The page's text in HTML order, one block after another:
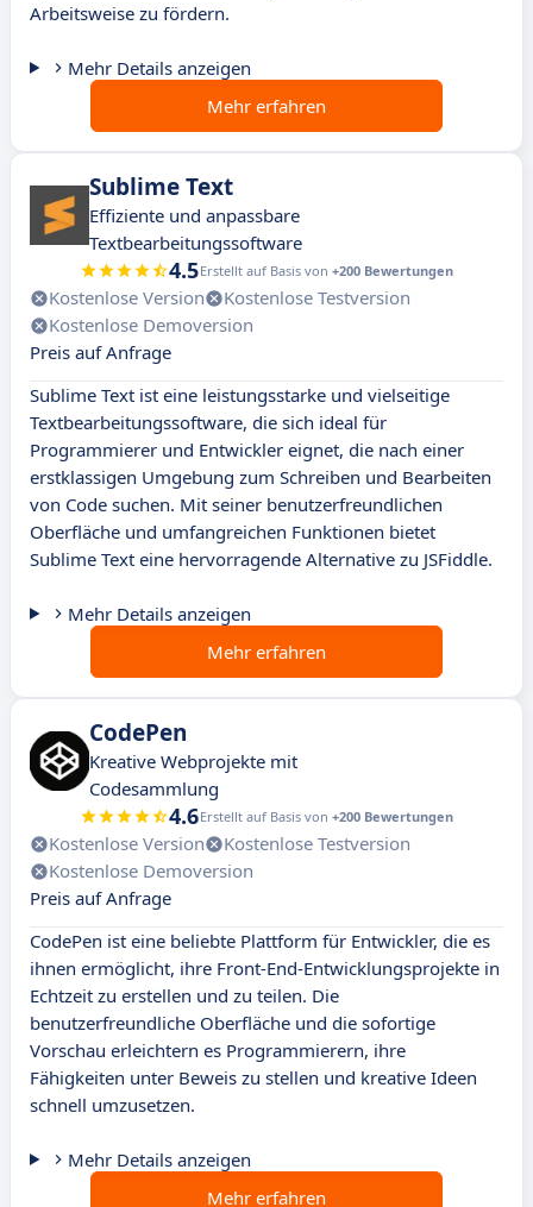
Arbeitsweise zu fördern.
Mehr Details anzeigen
Mehr erfahren
Sublime Text
Effiziente und anpassbare
Textbearbeitungssoftware
4.5Erstellt auf Basis von +200 Bewertungen
Kostenlose Version
Kostenlose Testversion
Kostenlose Demoversion
Preis auf Anfrage
Sublime Text ist eine leistungsstarke und vielseitige
Textbearbeitungssoftware, die sich ideal für
Programmierer und Entwickler eignet, die nach einer
erstklassigen Umgebung zum Schreiben und Bearbeiten
von Code suchen. Mit seiner benutzerfreundlichen
Oberfläche und umfangreichen Funktionen bietet
Sublime Text eine hervorragende Alternative zu JSFiddle.
Mehr Details anzeigen
Mehr erfahren
CodePen
Kreative Webprojekte mit
Codesammlung
4.6Erstellt auf Basis von +200 Bewertungen
Kostenlose Version
Kostenlose Testversion
Kostenlose Demoversion
Preis auf Anfrage
CodePen ist eine beliebte Plattform für Entwickler, die es
ihnen ermöglicht, ihre Front-End-Entwicklungsprojekte in
Echtzeit zu erstellen und zu teilen. Die
benutzerfreundliche Oberfläche und die sofortige
Vorschau erleichtern es Programmierern, ihre
Fähigkeiten unter Beweis zu stellen und kreative Ideen
schnell umzusetzen.
Mehr Details anzeigen
Mehr erfahren